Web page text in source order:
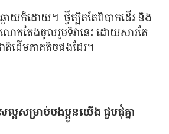
ាយក៏ដោយ។ ថ្វីត្បិតតែពិបាកដើរ និង
ោកតែងចូលរួមទិវានេះ ដោយសារតែ
តិដើមភាគតិចផងដែរ។
ល្អសម្រាប់បងប្អូនយើង ជួបជុំគ្នា